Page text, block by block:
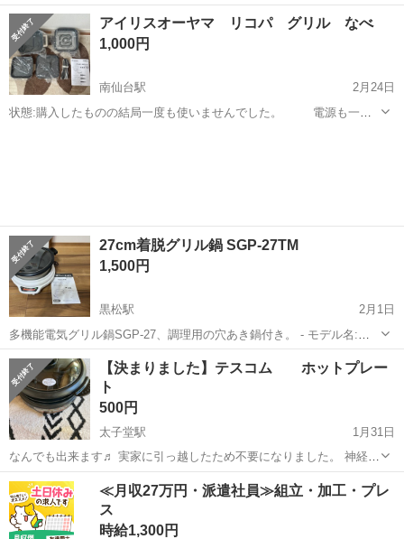
ば、3月8日土曜日の午前8時から12時の間にお会いできます。ご同意い
ただければ、住所をお送りします。
宮城 仙台市 東照宮駅 キッチン家電
アイリスオーヤマ リコパ グリル なべ
1,000円
南仙台駅
2月24日
状態:購入したものの結局一度も使いませんでした。 電源も一度
27cm着脱グリル鍋 SGP-27TM
1,500円
黒松駅
2月1日
多機能電気グリル鍋SGP-27、調理用の穴あき鍋付き。 - モデル名:
SGP-27 - タイプ: グリル鍋 - 機能: 調理用 - 内部構造: 穴あき鍋 ご覧い
ただきありがとうございます。 使用は10回です。蒸し鍋は使...
宮城 仙台市 黒松駅 キッチン家電
【決まりました】テスコム ホットプレー
ト
500円
太子堂駅
1月31日
なんでも出来ます♬ 実家に引っ越したため不要になりました。 神経質
な方はご遠慮ください🙇 お渡しの際は、手洗い➕除菌してお渡し致し
ます。
宮城 仙台市 太子堂駅 キッチン家電 テスコム
≪月収27万円・派遣社員≫組立・加工・プレ
ス
時給1,300円